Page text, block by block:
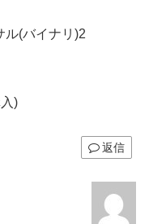
ル(バイナリ)2
)
返信